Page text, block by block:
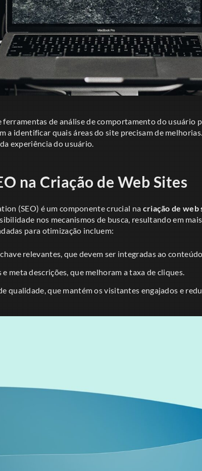
ferramentas de análise de comportamento do usuário
a identificar quais áreas do site precisam de
experiência do usuário.
na Criação de Web Sites
(SEO) é um componente crucial na criação de web
nos mecanismos de busca, resultando em
para otimização incluem:
relevantes, que devem ser integradas ao
meta descrições, que melhoram a taxa de cliques.
qualidade, que mantém os visitantes engajados e